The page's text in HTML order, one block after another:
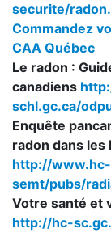
securite/
Commandez
CAA Québec
Le radon :
canadiens
schl.gc.ca/
Enquête
radon dans
http://
semt/pubs/
Votre santé et
http://hc-